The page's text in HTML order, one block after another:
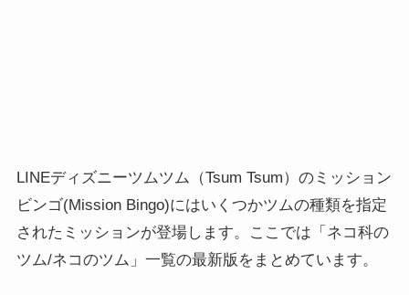
LINEディズニーツムツム（Tsum Tsum）のミッション
ビンゴ(Mission Bingo)にはいくつかツムの種類を指定
されたミッションが登場します。ここでは「ネコ科の
ツム/ネコのツム」一覧の最新版をまとめています。